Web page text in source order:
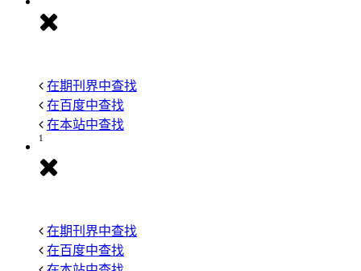
在期刊界中查找
在百度中查找
在本站中查找
1
在期刊界中查找
在百度中查找